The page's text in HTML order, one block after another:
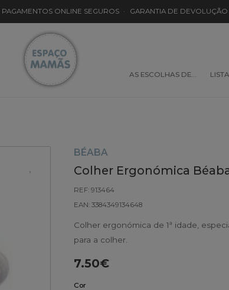
PAGAMENTOS ONLINE SEGUROS · GARANTIA DE DEVOLUÇÃO
AS ESCOLHAS DE…
BÉABA
Colher Ergonómica
REF: 913464
EAN: 3384349134648
Colher ergonómica de 1ª idade,
para a colher.
7.50€
Cor